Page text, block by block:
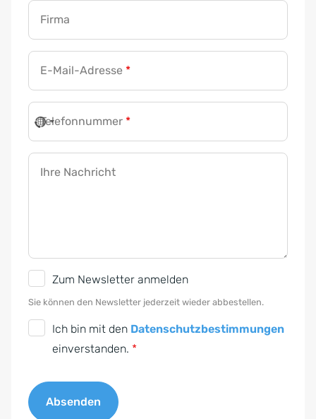
Firma
E-Mail-Adresse *
Telefonnummer *
Ihre Nachricht
e
w
s
t
Zum Newsletter anmelden
Sie können den Newsletter jederzeit wieder abbestellen.
V
O
Ich bin mit den Datenschutzbestimmungen
einverstanden. *
Absenden